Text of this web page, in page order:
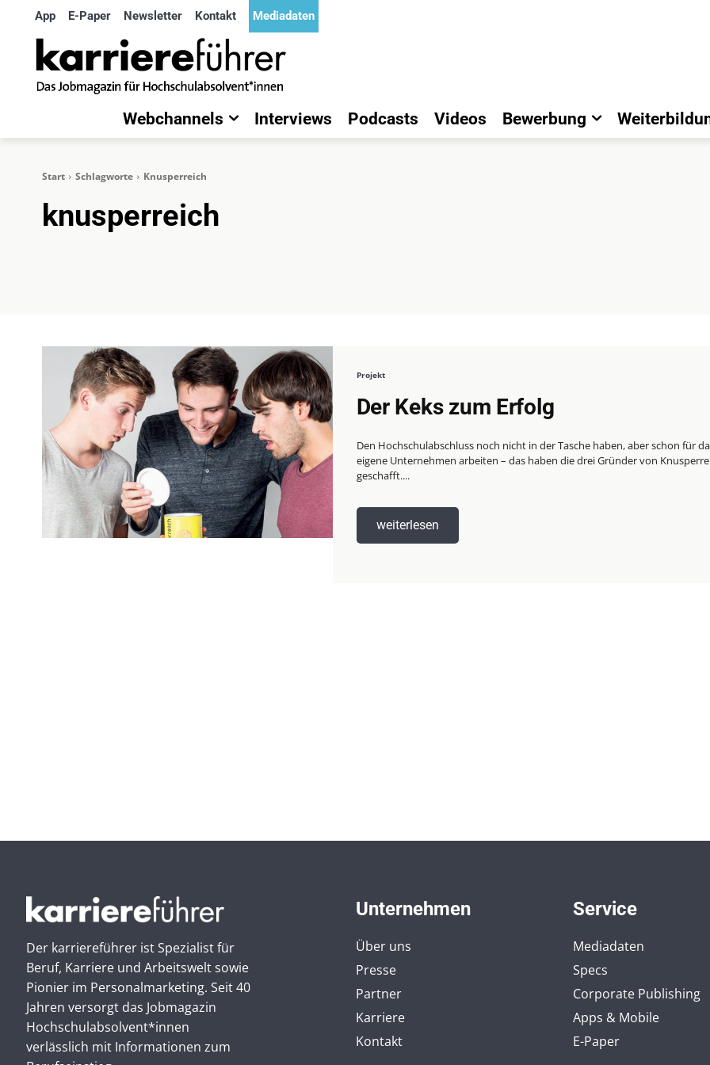
App E-Paper Newsletter Kontakt Mediadaten
Webchannels Interviews Podcasts Videos Bewerbung
Start Schlagworte Knusperreich
knusperreich
Projekt
Der Keks zum Erfolg
Den Hochschulabschluss noch nicht in der Tasche haben, aber schon für
eigene Unternehmen arbeiten – das haben die drei Gründer von
geschafft....
weiterlesen
Der karriereführer ist Spezialist für
Beruf, Karriere und Arbeitswelt sowie
Pionier im Personal­marketing. Seit 40
Jahren versorgt das Jobmagazin
Hochschul­absolvent*innen
verlässlich mit Informationen zum
Unternehmen
Über uns
Presse
Partner
Karriere
Kontakt
Service
Mediadaten
Specs
Corporate Publishing
Apps & Mobile
E-Paper